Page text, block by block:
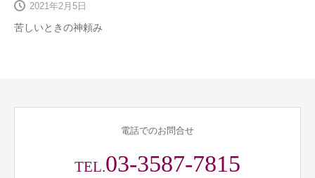
苦しいときの神頼み
2021年2月5日
電話でのお問合せ
TEL.03-3587-7815